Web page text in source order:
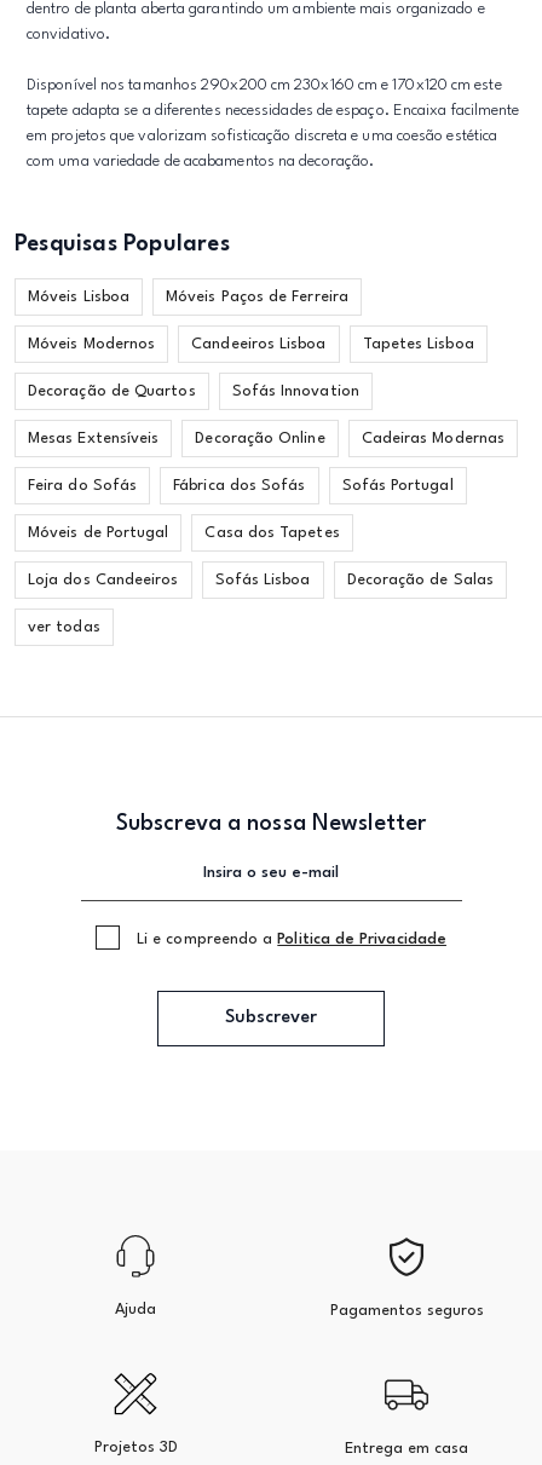
dentro de planta aberta garantindo um ambiente mais organizado e
convidativo.
Disponível nos tamanhos 290x200 cm 230x160 cm e 170x120 cm este
tapete adapta se a diferentes necessidades de espaço. Encaixa facilmente
em projetos que valorizam sofisticação discreta e uma coesão estética
com uma variedade de acabamentos na decoração.
Pesquisas Populares
Móveis Lisboa Móveis Paços de Ferreira
Móveis Modernos Candeeiros Lisboa Tapetes Lisboa
Decoração de Quartos Sofás Innovation
Mesas Extensíveis Decoração Online Cadeiras Modernas
Feira do Sofás Fábrica dos Sofás Sofás Portugal
Móveis de Portugal Casa dos Tapetes
Loja dos Candeeiros Sofás Lisboa Decoração de Salas
ver todas
Subscreva a nossa Newsletter
Li e compreendo a Politica de Privacidade
Subscrever
Ajuda Pagamentos seguros
Projetos 3D Entrega em casa